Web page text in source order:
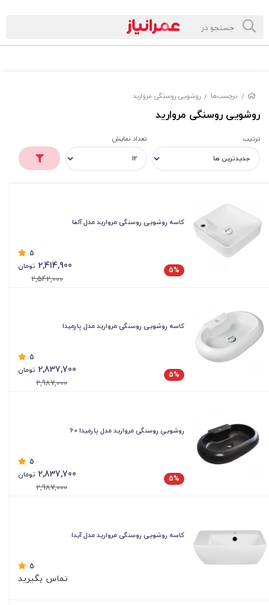
/ برچسب‌ها / روشویی روسنگی مروارید
روشویی روسنگی مروارید
ترتیب تعداد نمایش
کاسه روشویی روسنگی مروارید مدل آلفا
5
5%
2,414,900 تومان
2,542,000
کاسه روشویی روسنگی مروارید مدل پارمیدا
5
5%
2,837,700 تومان
2,987,000
روشویی روسنگی مروارید مدل پارمیدا 60
5
5%
2,837,700 تومان
2,987,000
کاسه روشویی روسنگی مروارید مدل آیدا
5
تماس بگیرید